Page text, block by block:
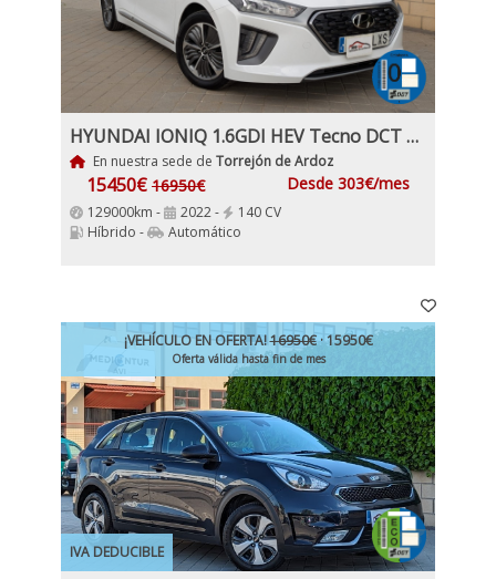
HYUNDAI IONIQ 1.6GDI HEV Tecno DCT Hybrido Enchufable y Gasolina
En nuestra sede de Torrejón de Ardoz
15450€ 16950€ Desde 303€/mes
129000km - 2022 -
140 CV
Híbrido -
Automático
IVA DEDUCIBLE
¡VEHÍCULO EN OFERTA!16950€· 15950€
Oferta válida hasta fin de mes